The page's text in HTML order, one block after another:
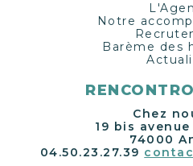
Notre
Barème des
Chez
19 bis
74000
04.50.23.27.39